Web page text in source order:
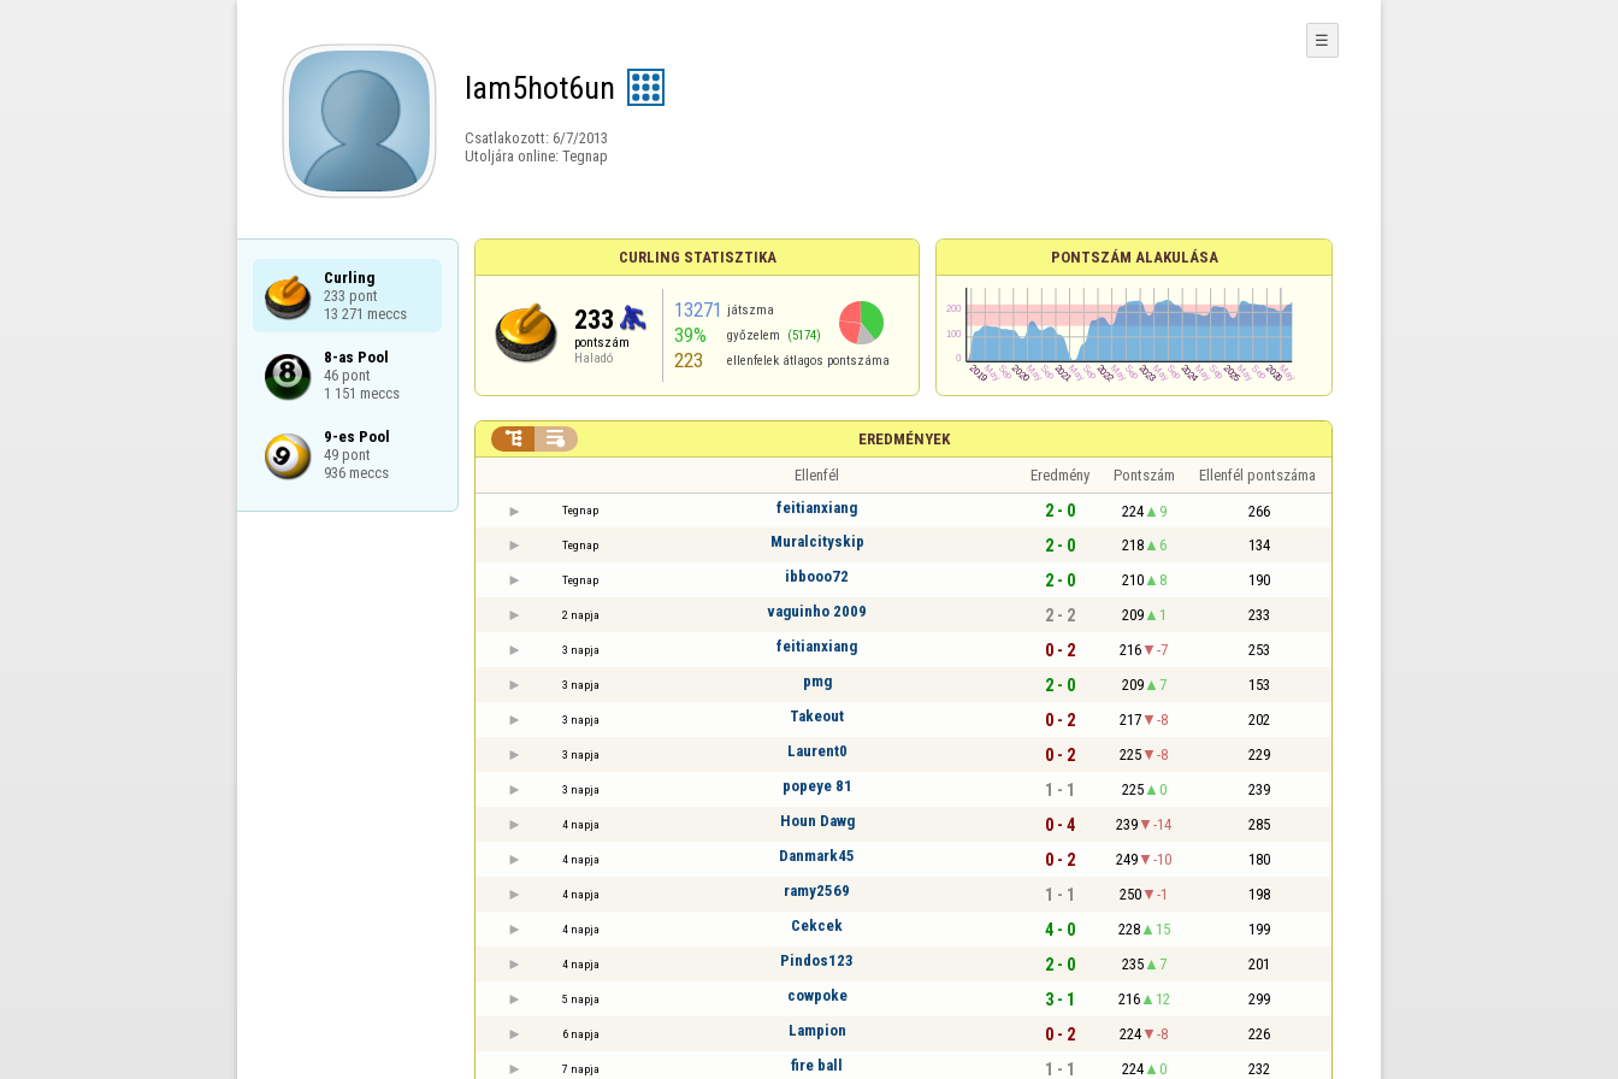
Iam5hot6un
Csatlakozott: 6/7/2013
Utoljára online: Tegnap
☰
Curling
233 pont
13 271 meccs
8-as Pool
46 pont
1 151 meccs
9-es Pool
49 pont
936 meccs
CURLING STATISZTIKA
233
pontszám
Haladó
13271 játszma
39% győzelem (5174)
223 ellenfelek átlagos pontszáma
PONTSZÁM ALAKULÁSA
EREDMÉNYEK
 
Ellenfél Eredmény Pontszám Ellenfél pontszáma
Tegnap feitianxiang 2 - 0 224 9 266
Tegnap Muralcityskip 2 - 0 218 6 134
Tegnap ibbooo72 2 - 0 210 8 190
2 napja vaguinho 2009 2 - 2 209 1 233
3 napja feitianxiang 0 - 2 216 -7 253
3 napja pmg 2 - 0 209 7 153
3 napja Takeout 0 - 2 217 -8 202
3 napja Laurent0 0 - 2 225 -8 229
3 napja popeye 81 1 - 1 225 0 239
4 napja Houn Dawg 0 - 4 239 -14 285
4 napja Danmark45 0 - 2 249 -10 180
4 napja ramy2569 1 - 1 250 -1 198
4 napja Cekcek 4 - 0 228 15 199
4 napja Pindos123 2 - 0 235 7 201
5 napja cowpoke 3 - 1 216 12 299
6 napja Lampion 0 - 2 224 -8 226
7 napja fire ball 1 - 1 224 0 232